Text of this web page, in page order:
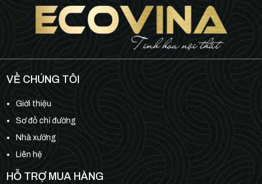
VỀ CHÚNG TÔI
Giới thiệu
Sơ đồ chỉ đường
Nhà xưởng
Liên hệ
HỖ TRỢ MUA HÀNG